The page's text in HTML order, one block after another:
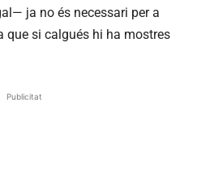
ja no és necessari per a
que si calgués hi ha mostres
Publicitat